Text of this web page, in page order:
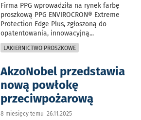
Firma PPG wprowadziła na rynek farbę
proszkową PPG ENVIROCRON® Extreme
Protection Edge Plus, zgłoszoną do
opatentowania, innowacyjną...
LAKIERNICTWO PROSZKOWE
AkzoNobel przedstawia
nową powłokę
przeciwpożarową
8 miesięcy temu 26.11.2025